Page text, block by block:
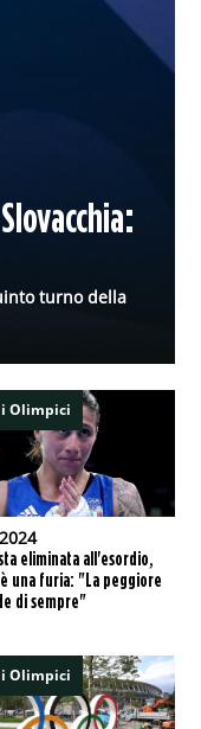
turno della
Olimpici
eliminata all'esordio,
una furia: "La peggiore
di sempre"
Olimpici